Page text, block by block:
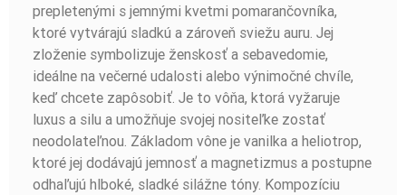
prepletenými s jemnými kvetmi pomarančovníka,
ktoré vytvárajú sladkú a zároveň sviežu auru. Jej
zloženie symbolizuje ženskosť a sebavedomie,
ideálne na večerné udalosti alebo výnimočné chvíle,
keď chcete zapôsobiť. Je to vôňa, ktorá vyžaruje
luxus a silu a umožňuje svojej nositeľke zostať
neodolateľnou. Základom vône je vanilka a heliotrop,
ktoré jej dodávajú jemnosť a magnetizmus a postupne
odhaľujú hlboké, sladké silážne tóny. Kompozíciu